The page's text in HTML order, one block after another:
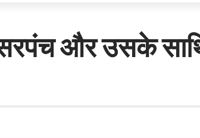
और उसके